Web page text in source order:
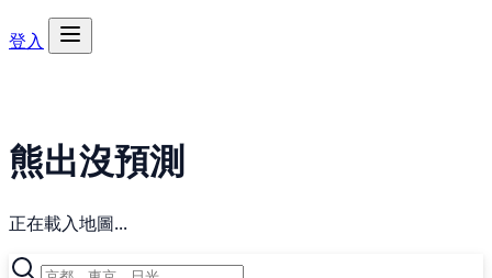
登入
熊出沒預測
正在載入地圖...